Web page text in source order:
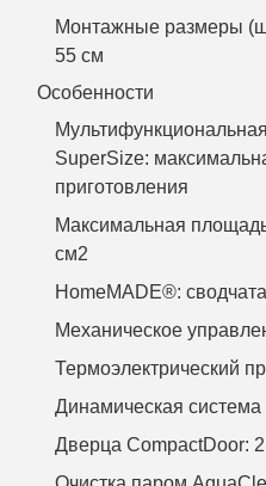
Монтажные размеры
55 см
Особенности
SuperSize:
приготовления
Максимальная
см2
HomeMADE®:
Механическое
Термоэлектрический
Динамическая
Дверца CompactDoor: